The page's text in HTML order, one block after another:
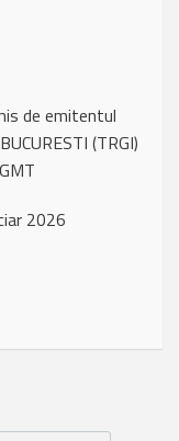
de emitentul
(TRGI)
2026